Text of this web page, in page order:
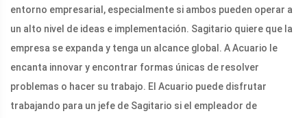
entorno empresarial, especialmente si ambos pueden operar a
un alto nivel de ideas e implementación. Sagitario quiere que la
empresa se expanda y tenga un alcance global. A Acuario le
encanta innovar y encontrar formas únicas de resolver
problemas o hacer su trabajo. El Acuario puede disfrutar
trabajando para un jefe de Sagitario si el empleador de